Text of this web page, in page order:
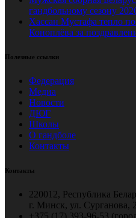
гандбольному сезону
Хассан Мустафа тепло
Коноплёва за
Полезные ссылки
Федерация
Медиа
Новости
ДЮГ
Школы
О гандболе
Контакты
Контакты
220012, Республика
г. Минск, ул. Сурганова, 2